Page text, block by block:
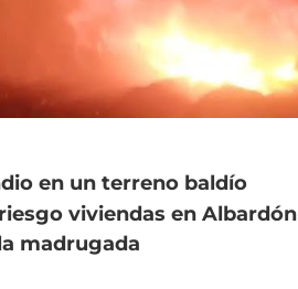
en un terreno baldío
viviendas en Albardón
madrugada